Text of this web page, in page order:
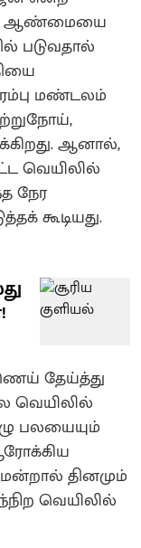
ஆண்மையை
படுவதால்
மண்டலம்
ஆனால்,
வெயிலில்
நேர
கூடியது.
தேய்த்து
வெயிலில்
பலயையும்
தினமும்
வெயிலில்